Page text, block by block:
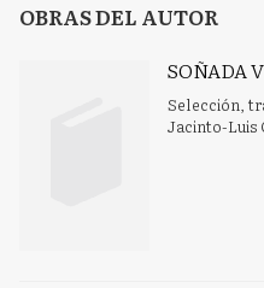
OBRAS DEL AUTOR
SOÑADA
Selección,
Jacinto-Luis